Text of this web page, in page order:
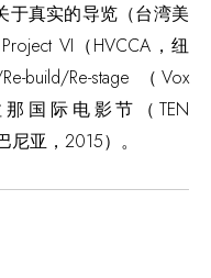
于真实的导览（台湾美
VI（HVCCA，纽
build/Re-stage （Vox
国际电影节（TEN
尼亚，2015）。